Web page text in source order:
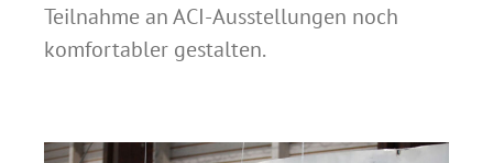
Teilnahme an ACI-Ausstellungen noch
komfortabler gestalten.